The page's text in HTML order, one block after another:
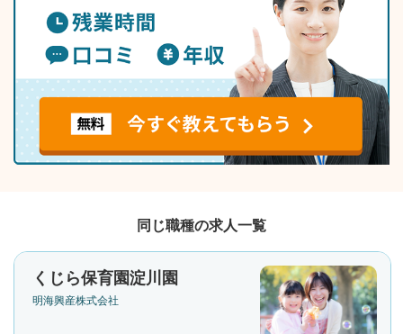
同じ職種の求人一覧
くじら保育園淀川園
明海興産株式会社